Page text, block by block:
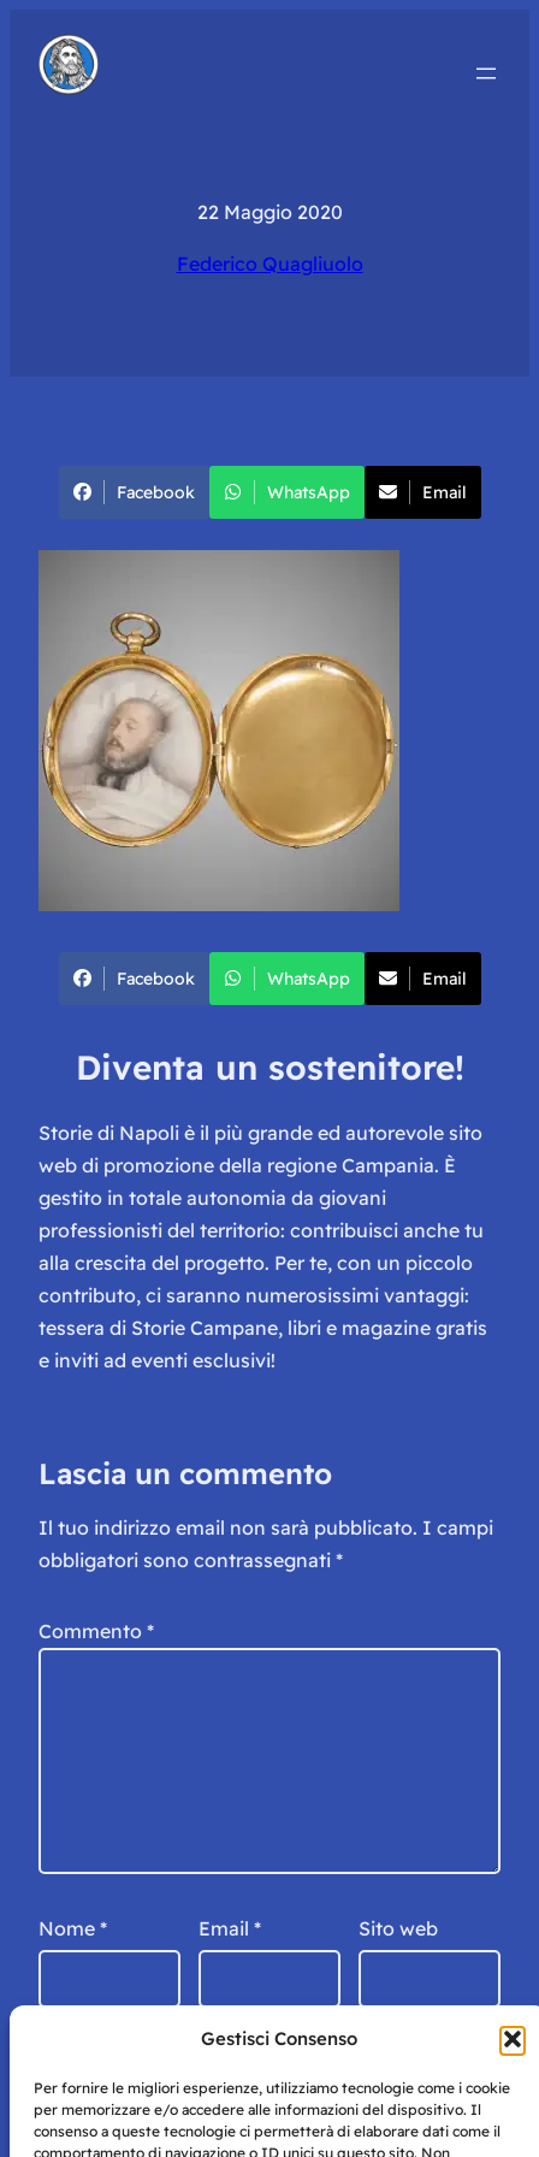
Gestisci Consenso
Per fornire le migliori esperienze, utilizziamo tecnologie come i cookie
per memorizzare e/o accedere alle informazioni del dispositivo. Il
consenso a queste tecnologie ci permetterà di elaborare dati come il
comportamento di navigazione o ID unici su questo sito. Non
22 Maggio 2020
Federico Quagliuolo
Facebook WhatsApp Email
Facebook WhatsApp Email
Diventa un sostenitore!
Storie di Napoli è il più grande ed autorevole sito
web di promozione della regione Campania. È
gestito in totale autonomia da giovani
professionisti del territorio: contribuisci anche tu
alla crescita del progetto. Per te, con un piccolo
contributo, ci saranno numerosissimi vantaggi:
tessera di Storie Campane, libri e magazine gratis
e inviti ad eventi esclusivi!
Lascia un commento
Il tuo indirizzo email non sarà pubblicato. I campi
obbligatori sono contrassegnati *
Commento *
Nome * Email * Sito web